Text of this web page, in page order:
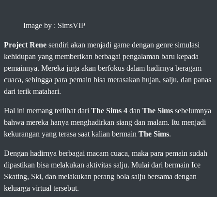
Image by : SimsVIP
Project Rene sendiri akan menjadi game dengan genre simulasi
kehidupan yang memberikan berbagai pengalaman baru kepada
pemainnya. Mereka juga akan berfokus dalam hadirnya beragam
cuaca, sehingga para pemain bisa merasakan hujan, salju, dan panas
dari terik matahari.
Hal ini memang terlihat dari The Sims 4 dan The Sims sebelumnya
bahwa mereka hanya menghadirkan siang dan malam. Itu menjadi
kekurangan yang terasa saat kalian bermain The Sims.
Dengan hadirnya berbagai macam cuaca, maka para pemain sudah
dipastikan bisa melakukan aktivitas salju. Mulai dari bermain Ice
Skating, Ski, dan melakukan perang bola salju bersama dengan
keluarga virtual tersebut.